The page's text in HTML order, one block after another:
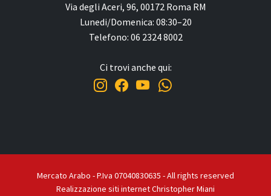
Via degli Aceri, 96, 00172 Roma RM
Lunedi/Domenica: 08:30–20
Telefono: 06 2324 8002
Ci trovi anche qui:
Mercato Arabo - P.Iva 07040830635 - All rights reserved
Realizzazione siti internet Christopher Miani